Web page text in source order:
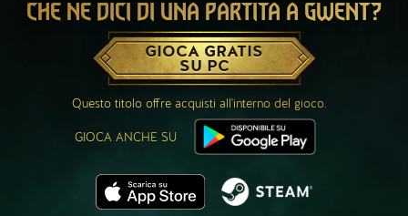
CHE NE DICI DI UNA PARTITA A GWENT?
GIOCA GRATIS
SU PC
Questo titolo offre acquisti all'interno del gioco.
GIOCA ANCHE SU